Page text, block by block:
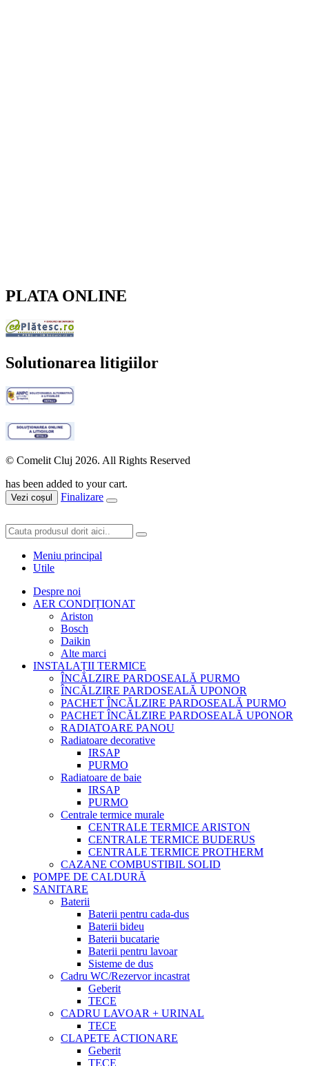
PLATA ONLINE
Solutionarea litigiilor
© Comelit Cluj 2026. All Rights Reserved
has been added to your cart.
Vezi coșul Finalizare
Meniu principal
Utile
Despre noi
AER CONDIȚIONAT
Ariston
Bosch
Daikin
Alte marci
INSTALAȚII TERMICE
ÎNCĂLZIRE PARDOSEALĂ PURMO
ÎNCĂLZIRE PARDOSEALĂ UPONOR
PACHET ÎNCĂLZIRE PARDOSEALĂ PURMO
PACHET ÎNCĂLZIRE PARDOSEALĂ UPONOR
RADIATOARE PANOU
Radiatoare decorative
IRSAP
PURMO
Radiatoare de baie
IRSAP
PURMO
Centrale termice murale
CENTRALE TERMICE ARISTON
CENTRALE TERMICE BUDERUS
CENTRALE TERMICE PROTHERM
CAZANE COMBUSTIBIL SOLID
POMPE DE CALDURĂ
SANITARE
Baterii
Baterii pentru cada-dus
Baterii bideu
Baterii bucatarie
Baterii pentru lavoar
Sisteme de dus
Cadru WC/Rezervor incastrat
Geberit
TECE
CADRU LAVOAR + URINAL
TECE
CLAPETE ACTIONARE
Geberit
TECE